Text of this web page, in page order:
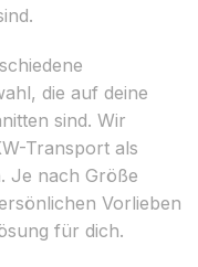
die auf deine
sind. Wir
Transport als
Je nach Größe
Vorlieben
für dich.